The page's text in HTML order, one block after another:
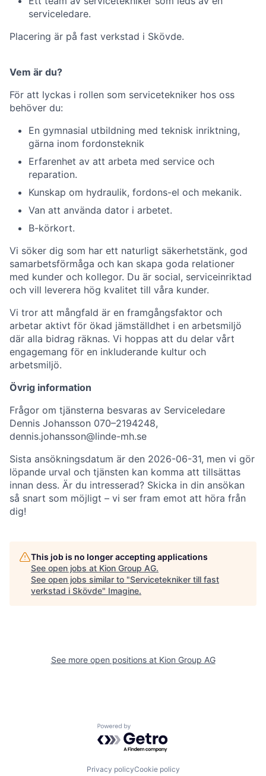
serviceledare.
Placering är på fast verkstad i Skövde.
Vem är du?
För att lyckas i rollen som servicetekniker hos oss
behöver du:
En gymnasial utbildning med teknisk inriktning,
gärna inom fordonsteknik
Erfarenhet av att arbeta med service och
reparation.
Kunskap om hydraulik, fordons-el och mekanik.
Van att använda dator i arbetet.
B-körkort.
Vi söker dig som har ett naturligt säkerhetstänk, god
samarbetsförmåga och kan skapa goda relationer
med kunder och kollegor. Du är social, serviceinriktad
och vill leverera hög kvalitet till våra kunder.
Vi tror att mångfald är en framgångsfaktor och
arbetar aktivt för ökad jämställdhet i en arbetsmiljö
där alla bidrag räknas. Vi hoppas att du delar vårt
engagemang för en inkluderande kultur och
arbetsmiljö.
Övrig information
Frågor om tjänsterna besvaras av Serviceledare
Dennis Johansson 070–2194248,
dennis.johansson@linde-mh.se
Sista ansökningsdatum är den 2026-06-31, men vi gör
löpande urval och tjänsten kan komma att tillsättas
innan dess. Är du intresserad? Skicka in din ansökan
så snart som möjligt – vi ser fram emot att höra från
dig!
This job is no longer accepting applications
See open jobs at Kion Group AG.
See open jobs similar to "Servicetekniker till fast
verkstad i Skövde" Imagine.
See more open positions at Kion Group AG
Powered by Getro.com
Privacy policyCookie policy